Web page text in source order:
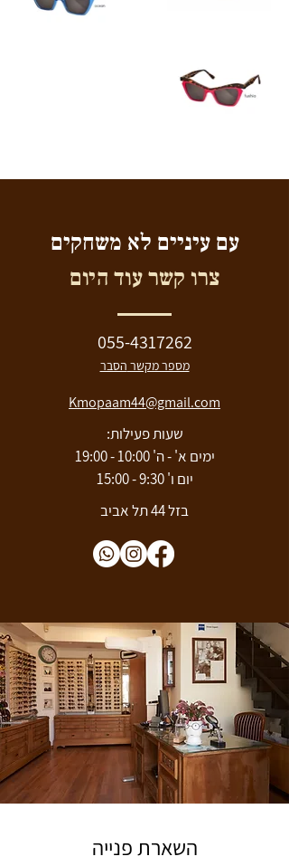
עם עיניים לא משחקים
צרו קשר עוד היום
055-4317262
Kmopaam44@gmail.com
שעות פעילות:
ימים א' - ה' 10:00 - 19:00
יום ו' 9:30 - 15:00
בזל 44 תל אביב
מספר מקשר הסבר
השארת פנייה